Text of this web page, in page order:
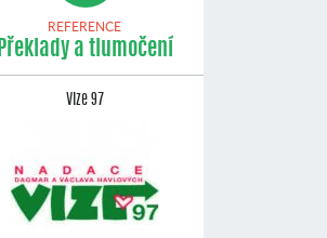
REFERENCE
Překlady a tlumočení
Vize 97